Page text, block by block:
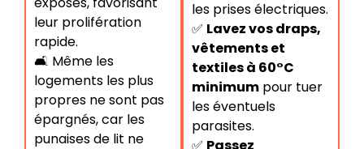
leur prolifération
rapide.
🛋️ Même les
logements les plus
propres ne sont pas
épargnés, car les
punaises de lit ne
les prises électriques.
✅ Lavez vos draps,
vêtements et
textiles à 60°C
minimum pour tuer
les éventuels
parasites.
✅ Passez